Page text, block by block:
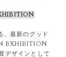
、最新のグッド
EXHIBITION
デザインとして